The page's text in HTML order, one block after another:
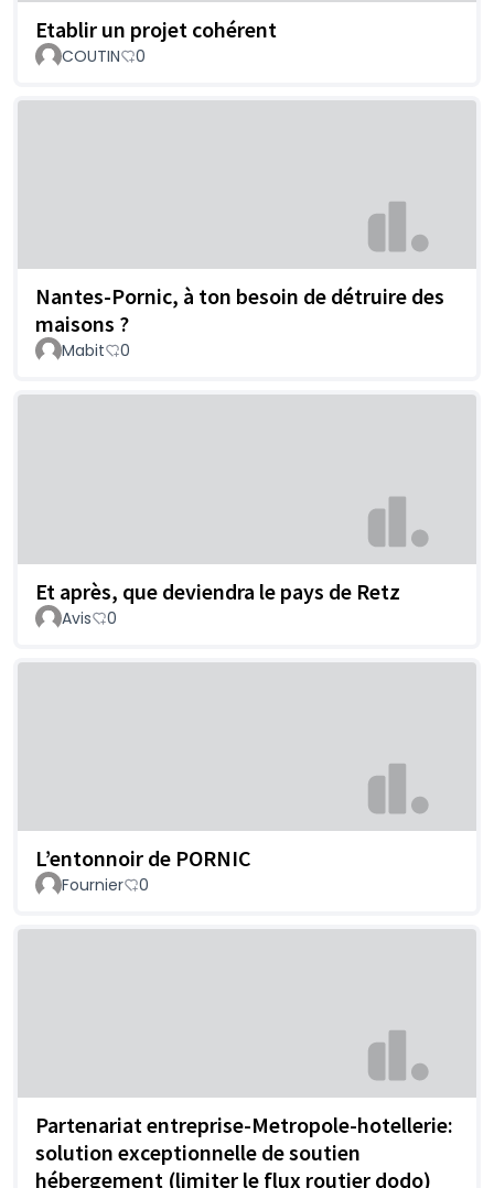
Etablir un projet cohérent
COUTIN 0
Nantes-Pornic, à ton besoin de détruire des
maisons ?
Mabit 0
Et après, que deviendra le pays de Retz
Avis 0
L’entonnoir de PORNIC
Fournier 0
Partenariat entreprise-Metropole-hotellerie:
solution exceptionnelle de soutien
hébergement (limiter le flux routier dodo)